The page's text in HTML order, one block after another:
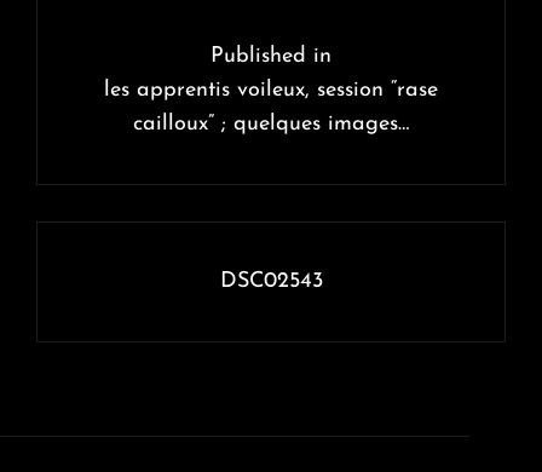
l’article
Published in
les apprentis voileux, session “rase
cailloux” ; quelques images…
DSC02543